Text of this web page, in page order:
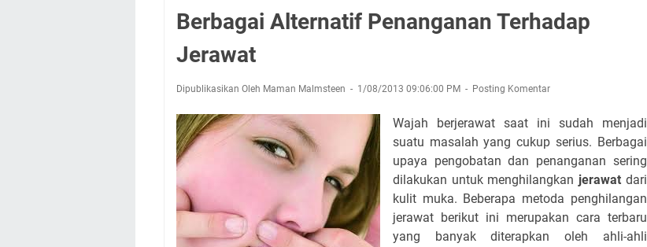
Berbagai Alternatif Penanganan Terhadap
Jerawat
Dipublikasikan Oleh Maman Malmsteen 1/08/2013 09:06:00 PM Posting Komentar
Wajah berjerawat saat ini sudah menjadi
suatu masalah yang cukup serius. Berbagai
upaya pengobatan dan penanganan sering
dilakukan untuk menghilangkan jerawatdari
kulit muka. Beberapa metoda penghilangan
jerawat berikut ini merupakan cara terbaru
yang banyak diterapkan oleh ahli-ahli